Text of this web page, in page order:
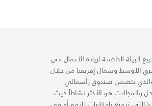
الحاضنة لريادة الأعمال في
الأوسط وشمال إفريقيا من خلال
والذي يتضمن صندوق رأسمالي
والمجالات هو الأكثر نشاطاً حيث